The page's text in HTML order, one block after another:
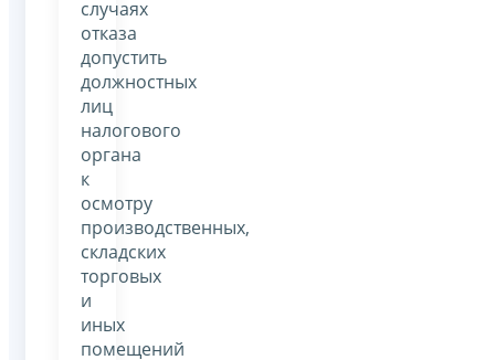
случаях
отказа
допустить
должностных
лиц
налогового
органа
к
осмотру
производственных,
складских
торговых
и
иных
помещений